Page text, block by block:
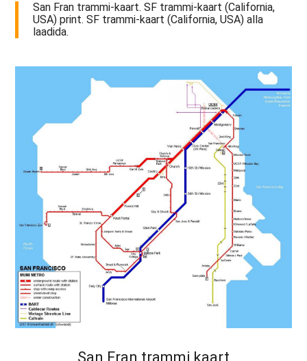
San Fran trammi-kaart. SF trammi-kaart (California,
USA) print. SF trammi-kaart (California, USA) alla
laadida.
San Fran trammi kaart